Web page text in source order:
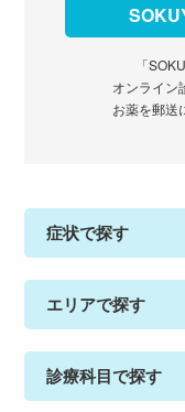
「
オンライン
お薬を郵送
症状で探す
エリアで探す
診療科目で探す